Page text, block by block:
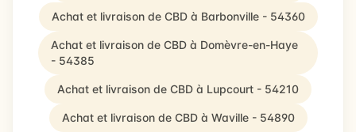
Achat et livraison de CBD à Barbonville - 54360
Achat et livraison de CBD à Domèvre-en-Haye
- 54385
Achat et livraison de CBD à Lupcourt - 54210
Achat et livraison de CBD à Waville - 54890